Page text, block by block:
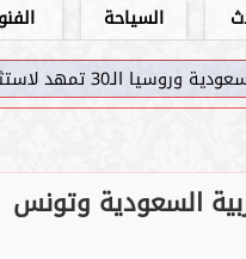
السياحة
السعودية وتونس